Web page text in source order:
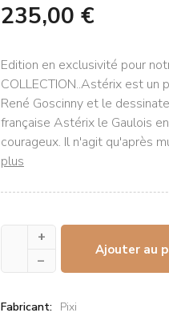
235,00 €
Edition en exclusivité pour
COLLECTION..Astérix est
René Goscinny et le
française Astérix le Gaulois
courageux. Il n'agit qu'après
plus
+
–
Ajouter au
Fabricant: Pixi